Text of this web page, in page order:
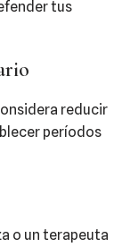
tus
reducir
períodos
o un terapeuta